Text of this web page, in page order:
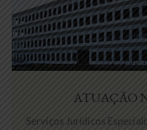
ATUAÇÃO
Serviços Jurídicos